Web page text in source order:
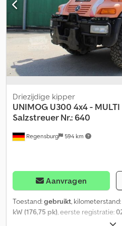
origineel Mercedes radio-
7,5T Top algemene staat TÜV
Regensburg 594 km
Driezijdige kipper
UNIMOG U300 4x4 -
Salzstreuer Nr.: 640
Aanvragen
Toestand:gebruikt, kilometerstand:
kW (176,75 pk), eerste registratie:
,